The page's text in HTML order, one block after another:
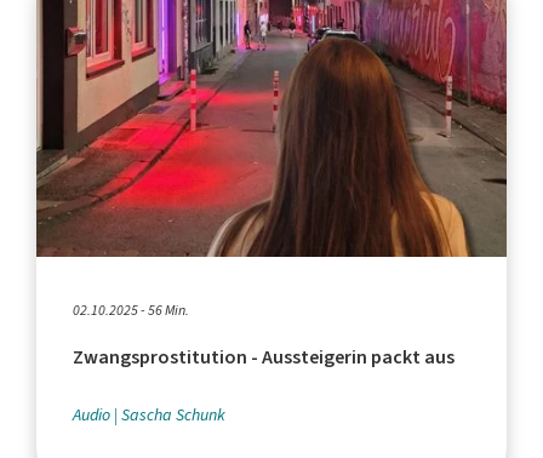
02.10.2025 - 56 Min.
Zwangsprostitution - Aussteigerin packt aus
Audio Sascha Schunk